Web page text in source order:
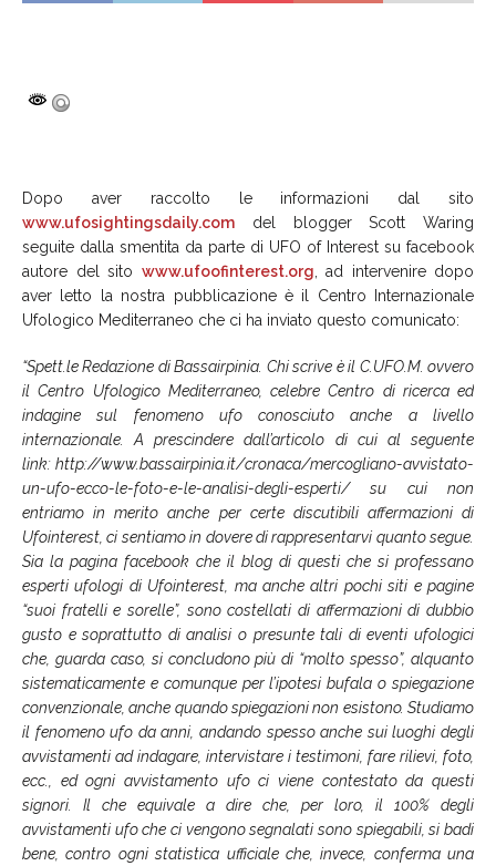
Dopo aver raccolto le informazioni dal sito
www.ufosightingsdaily.com del blogger Scott Waring
seguite dalla smentita da parte di UFO of Interest su facebook
autore del sito www.ufoofinterest.org , ad intervenire dopo
aver letto la nostra pubblicazione è il Centro Internazionale
Ufologico Mediterraneo che ci ha inviato questo comunicato:
“Spett.le Redazione di Bassairpinia. Chi scrive è il C.UFO.M. ovvero
il Centro Ufologico Mediterraneo, celebre Centro di ricerca ed
indagine sul fenomeno ufo conosciuto anche a livello
internazionale. A prescindere dall’articolo di cui al seguente
link: http://www.bassairpinia.it/cronaca/mercogliano-avvistato-
un-ufo-ecco-le-foto-e-le-analisi-degli-esperti/ su cui non
entriamo in merito anche per certe discutibili affermazioni di
Ufointerest, ci sentiamo in dovere di rappresentarvi quanto segue.
Sia la pagina facebook che il blog di questi che si professano
esperti ufologi di Ufointerest, ma anche altri pochi siti e pagine
“suoi fratelli e sorelle”, sono costellati di affermazioni di dubbio
gusto e soprattutto di analisi o presunte tali di eventi ufologici
che, guarda caso, si concludono più di “molto spesso”, alquanto
sistematicamente e comunque per l’ipotesi bufala o spiegazione
convenzionale, anche quando spiegazioni non esistono. Studiamo
il fenomeno ufo da anni, andando spesso anche sui luoghi degli
avvistamenti ad indagare, intervistare i testimoni, fare rilievi, foto,
ecc., ed ogni avvistamento ufo ci viene contestato da questi
signori. Il che equivale a dire che, per loro, il 100% degli
avvistamenti ufo che ci vengono segnalati sono spiegabili, si badi
bene, contro ogni statistica ufficiale che, invece, conferma una